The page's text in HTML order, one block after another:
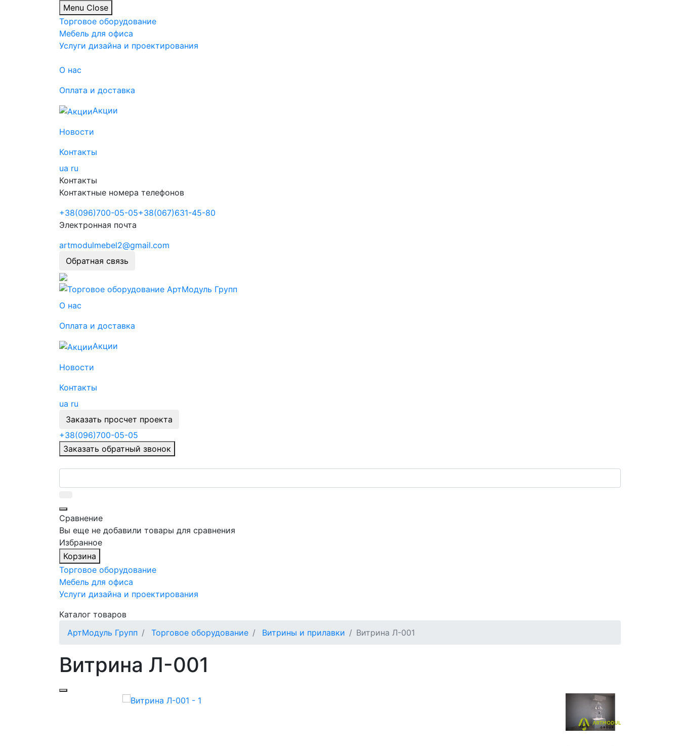
Menu Close
Торговое оборудование
Мебель для офиса
Услуги дизайна и проектирования
О нас
Оплата и доставка
Акции
Новости
Контакты
ua ru
Контакты
Контактные номера телефонов
+38(096)700-05-05+38(067)631-45-80
Электронная почта
artmodulmebel2@gmail.com
Обратная связь
О нас
Оплата и доставка
Акции
Новости
Контакты
ua ru
Заказать просчет проекта
+38(096)700-05-05
Заказать обратный звонок
Сравнение
Вы еще не добавили товары для сравнения
Избранное
Корзина
Торговое оборудование
Мебель для офиса
Услуги дизайна и проектирования
Каталог товаров
АртМодуль Групп
Торговое оборудование Витрины и прилавки Витрина Л-001
Витрина Л-001